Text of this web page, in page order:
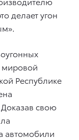
делает угон
мировой
Республике
свою
автомобили